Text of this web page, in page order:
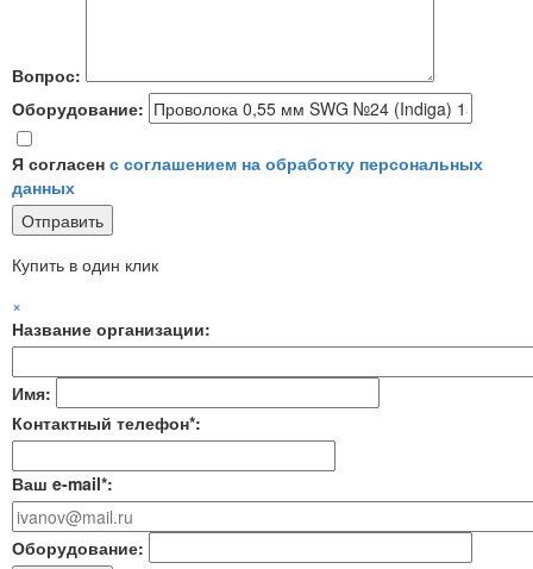
Вопрос:
Оборудование:
Я согласен с соглашением на обработку персональных
данных
Купить в один клик
×
Название организации:
Имя:
Контактный телефон*:
Ваш e-mail*:
Оборудование: